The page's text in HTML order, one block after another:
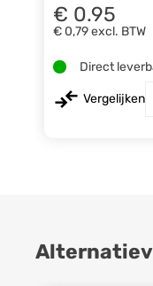
€ 0.95
€ 0,79excl. BTW
Direct
Vergelijken